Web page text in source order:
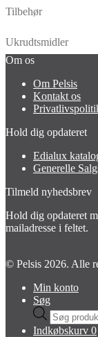
Tilbehør
Ukrudtsmidler
Om os
Om Pelsis
Kontakt os
Hold dig opdateret
Edialux
Generelle
Tilmeld nyhedsbrev
Hold dig opdateret
mailadresse i feltet.
© Pelsis 2026. Alle
Min konto
Søg
Products
search
Indkøbskurv 0